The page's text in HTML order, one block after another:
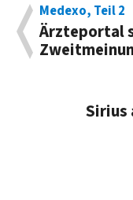
Medexo, Teil 2
Ärzteportal